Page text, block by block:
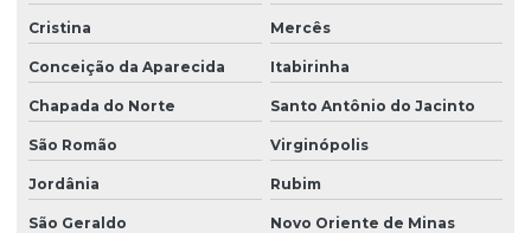
Cristina Mercês
Conceição da Aparecida Itabirinha
Chapada do Norte Santo Antônio do Jacinto
São Romão Virginópolis
Jordânia Rubim
São Geraldo Novo Oriente de Minas